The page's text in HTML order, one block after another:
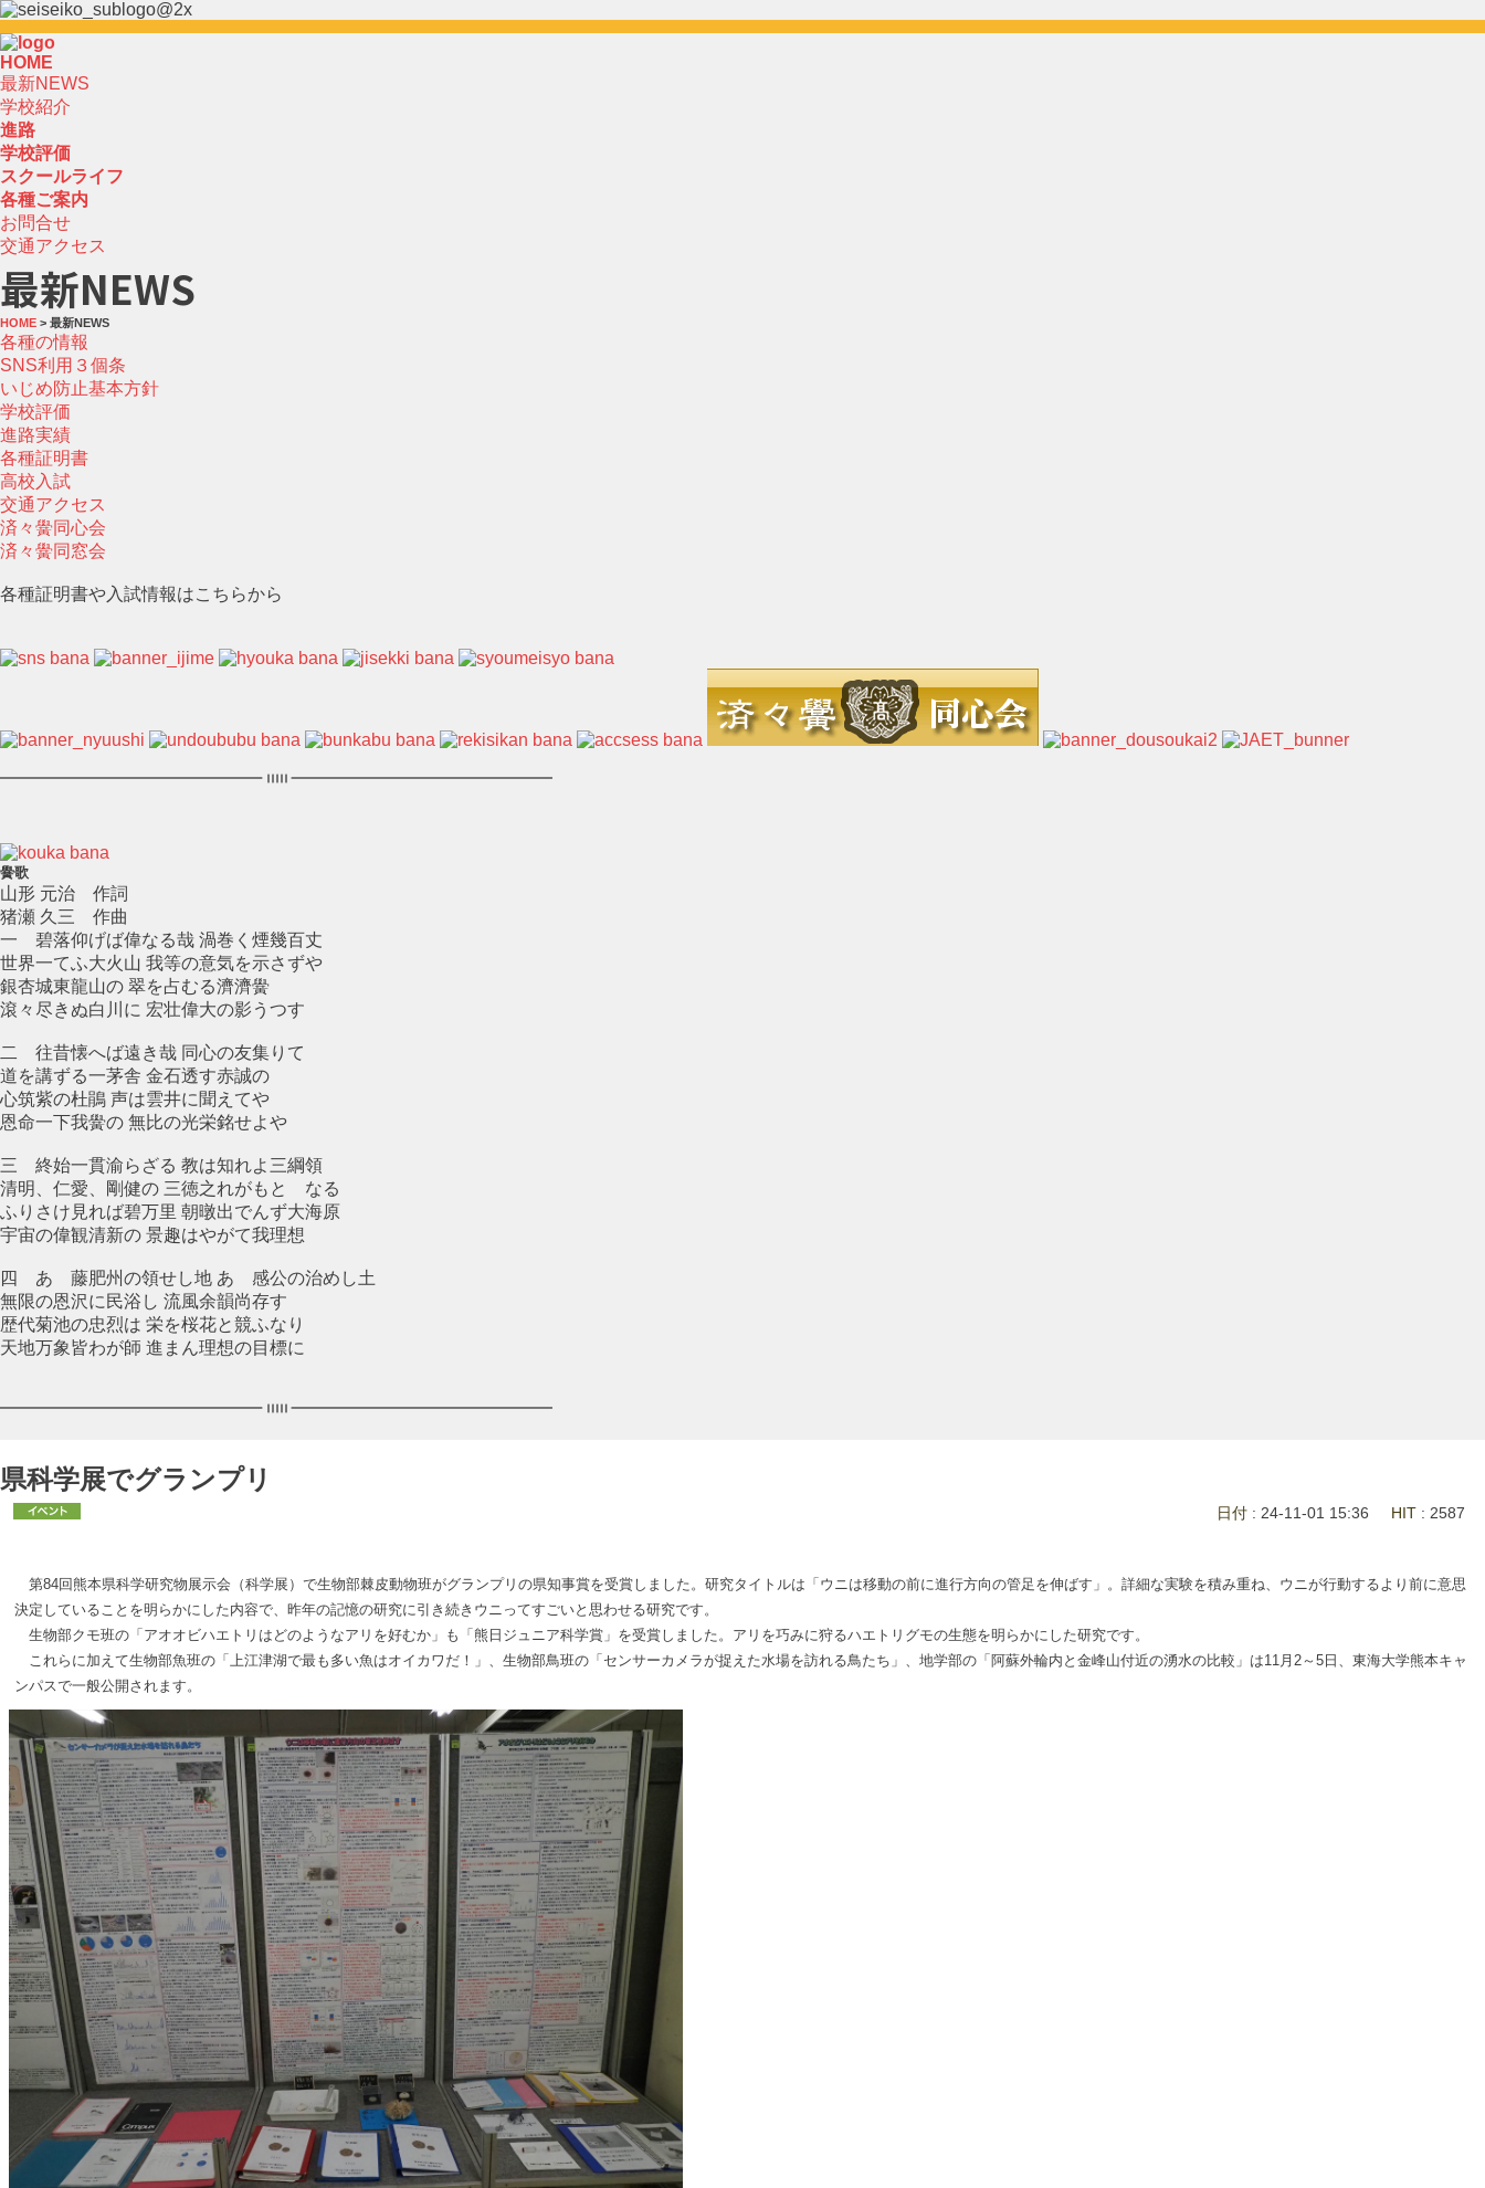
HOME
最新NEWS
学校紹介
進路
学校評価
スクールライフ
各種ご案内
お問合せ
交通アクセス
最新NEWS
HOME > 最新NEWS
各種の情報
SNS利用３個条
いじめ防止基本方針
学校評価
進路実績
各種証明書
高校入試
交通アクセス
済々黌同心会
済々黌同窓会
各種証明書や入試情報はこちらから
黌歌
山形 元治 作詞
猪瀬 久三 作曲
一 碧落仰げば偉なる哉 渦巻く煙幾百丈
世界一てふ大火山 我等の意気を示さずや
銀杏城東龍山の 翠を占むる濟濟黌
滾々尽きぬ白川に 宏壮偉大の影うつす
二 往昔懐へば遠き哉 同心の友集りて
道を講ずる一茅舎 金石透す赤誠の
心筑紫の杜鵑 声は雲井に聞えてや
恩命一下我黌の 無比の光栄銘せよや
三 終始一貫渝らざる 教は知れよ三綱領
清明、仁愛、剛健の 三徳之れがもとゝなる
ふりさけ見れば碧万里 朝暾出でんず大海原
宇宙の偉観清新の 景趣はやがて我理想
四 あゝ藤肥州の領せし地 あゝ感公の治めし土
無限の恩沢に民浴し 流風余韻尚存す
歴代菊池の忠烈は 栄を桜花と競ふなり
天地万象皆わが師 進まん理想の目標に
県科学展でグランプリ
日付 : 24-11-01 15:36 HIT : 2587
第84回熊本県科学研究物展示会（科学展）で生物部棘皮動物班がグランプリの県知事賞を受賞しました。研究タイトルは「ウニは移動の前に進行方向の管足を伸ばす」。詳細な実験を積み重ね、ウニが行動するより前に意思
決定していることを明らかにした内容で、昨年の記憶の研究に引き続きウニってすごいと思わせる研究です。
生物部クモ班の「アオオビハエトリはどのようなアリを好むか」も「熊日ジュニア科学賞」を受賞しました。アリを巧みに狩るハエトリグモの生態を明らかにした研究です。
これらに加えて生物部魚班の「上江津湖で最も多い魚はオイカワだ！」、生物部鳥班の「センサーカメラが捉えた水場を訪れる鳥たち」、地学部の「阿蘇外輪内と金峰山付近の湧水の比較」は11月2～5日、東海大学熊本キャ
ンパスで一般公開されます。